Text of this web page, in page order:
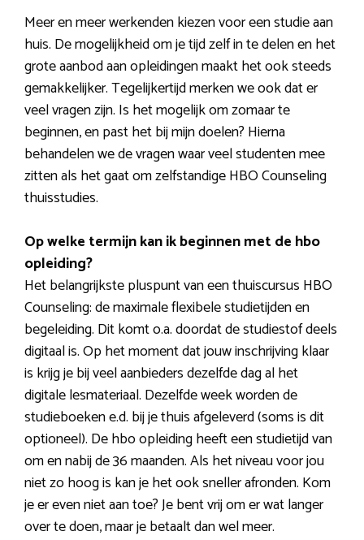
Meer en meer werkenden kiezen voor een studie aan
huis. De mogelijkheid om je tijd zelf in te delen en het
grote aanbod aan opleidingen maakt het ook steeds
gemakkelijker. Tegelijkertijd merken we ook dat er
veel vragen zijn. Is het mogelijk om zomaar te
beginnen, en past het bij mijn doelen? Hierna
behandelen we de vragen waar veel studenten mee
zitten als het gaat om zelfstandige HBO Counseling
thuisstudies.
Op welke termijn kan ik beginnen met de hbo
opleiding?
Het belangrijkste pluspunt van een thuiscursus HBO
Counseling: de maximale flexibele studietijden en
begeleiding. Dit komt o.a. doordat de studiestof deels
digitaal is. Op het moment dat jouw inschrijving klaar
is krijg je bij veel aanbieders dezelfde dag al het
digitale lesmateriaal. Dezelfde week worden de
studieboeken e.d. bij je thuis afgeleverd (soms is dit
optioneel). De hbo opleiding heeft een studietijd van
om en nabij de 36 maanden. Als het niveau voor jou
niet zo hoog is kan je het ook sneller afronden. Kom
je er even niet aan toe? Je bent vrij om er wat langer
over te doen, maar je betaalt dan wel meer.